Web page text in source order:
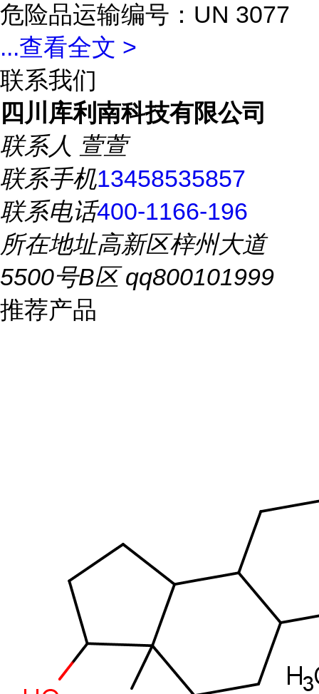
危险品运输编号：UN 3077
...查看全文 >
联系我们
四川库利南科技有限公司
联系人 萱萱
联系手机13458535857
联系电话400-1166-196
所在地址高新区梓州大道
5500号B区 qq800101999
推荐产品